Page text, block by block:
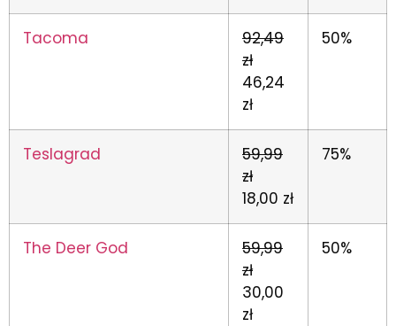
Tacoma
92,49
zł
46,24
zł
50%
Teslagrad
59,99
zł
18,00 zł
75%
The Deer God
59,99
zł
30,00
zł
50%